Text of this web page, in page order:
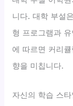
니다. 대학 부설
형 프로그램과
에 따르면 커리
향을 미칩니다.
자신의 학습 스